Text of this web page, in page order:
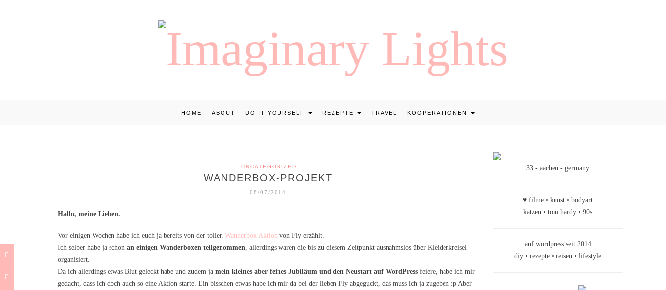
HOME ABOUT DO IT YOURSELF REZEPTE TRAVEL KOOPERATIONEN
UNCATEGORIZED
WANDERBOX-PROJEKT
08/07/2014
Hallo, meine Lieben.
Vor einigen Wochen habe ich euch ja bereits von der tollen Wanderbox Aktion von Fly erzählt.
Ich selber habe ja schon an einigen Wanderboxen teilgenommen , allerdings waren die bis zu diesem Zeitpunkt ausnahmslos über Kleiderkreisel
organisiert.
Da ich allerdings etwas Blut geleckt habe und zudem ja mein kleines aber feines Jubiläum und den Neustart auf WordPress feiere, habe ich mir
gedacht, dass ich doch auch so eine Aktion starte. Ein bisschen etwas habe ich mir da bei der lieben Fly abgeguckt, das muss ich ja zugeben :p Aber
33 - aachen - germany
♥ filme • kunst • bodyart
katzen • tom hardy • 90s
auf wordpress seit 2014
diy • rezepte • reisen • lifestyle